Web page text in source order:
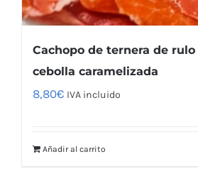
Cachopo de ternera de rulo
cebolla caramelizada
8,80€ IVA incluido
Añadir al carrito